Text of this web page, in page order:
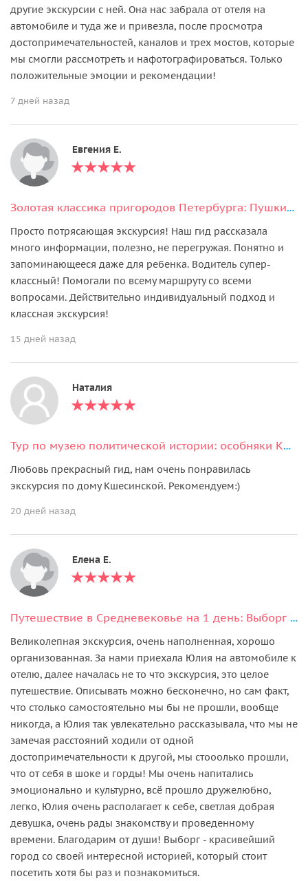
другие экскурсии с ней. Она нас забрала от отеля на
автомобиле и туда же и привезла, после просмотра
достопримечательностей, каналов и трех мостов, которые
мы смогли рассмотреть и нафотографироваться. Только
положительные эмоции и рекомендации!
7 дней назад
Евгения Е.
Золотая классика пригородов Петербурга: Пушкин и Петергоф
Просто потрясающая экскурсия! Наш гид рассказала
много информации, полезно, не перегружая. Понятно и
запоминающееся даже для ребенка. Водитель супер-
классный! Помогали по всему маршруту со всеми
вопросами. Действительно индивидуальный подход и
классная экскурсия!
15 дней назад
Наталия
Тур по музею политической истории: особняки Кшесинской и Бранта
Любовь прекрасный гид, нам очень понравилась
экскурсия по дому Кшесинской. Рекомендуем:)
20 дней назад
Елена Е.
Путешествие в Средневековье на 1 день: Выборг — первое знакомство
Великолепная экскурсия, очень наполненная, хорошо
организованная. За нами приехала Юлия на автомобиле к
отелю, далее началась не то что экскурсия, это целое
путешествие. Описывать можно бесконечно, но сам факт,
что столько самостоятельно мы бы не прошли, вообще
никогда, а Юлия так увлекательно рассказывала, что мы не
замечая расстояний ходили от одной
достопримечательности к другой, мы стооолько прошли,
что от себя в шоке и горды! Мы очень напитались
эмоционально и культурно, всё прошло дружелюбно,
легко, Юлия очень располагает к себе, светлая добрая
девушка, очень рады знакомству и проведенному
времени. Благодарим от души! Выборг - красивейший
город со своей интересной историей, который стоит
посетить хотя бы раз и познакомиться.